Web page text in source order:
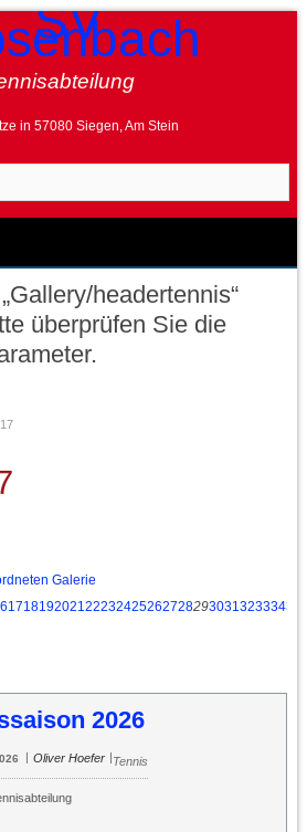
in 57080 Siegen, Am Stein
headertennis“
überprüfen Sie die
Galerie
1718192021 22232425262728293031 32333435
2026
|Tennis